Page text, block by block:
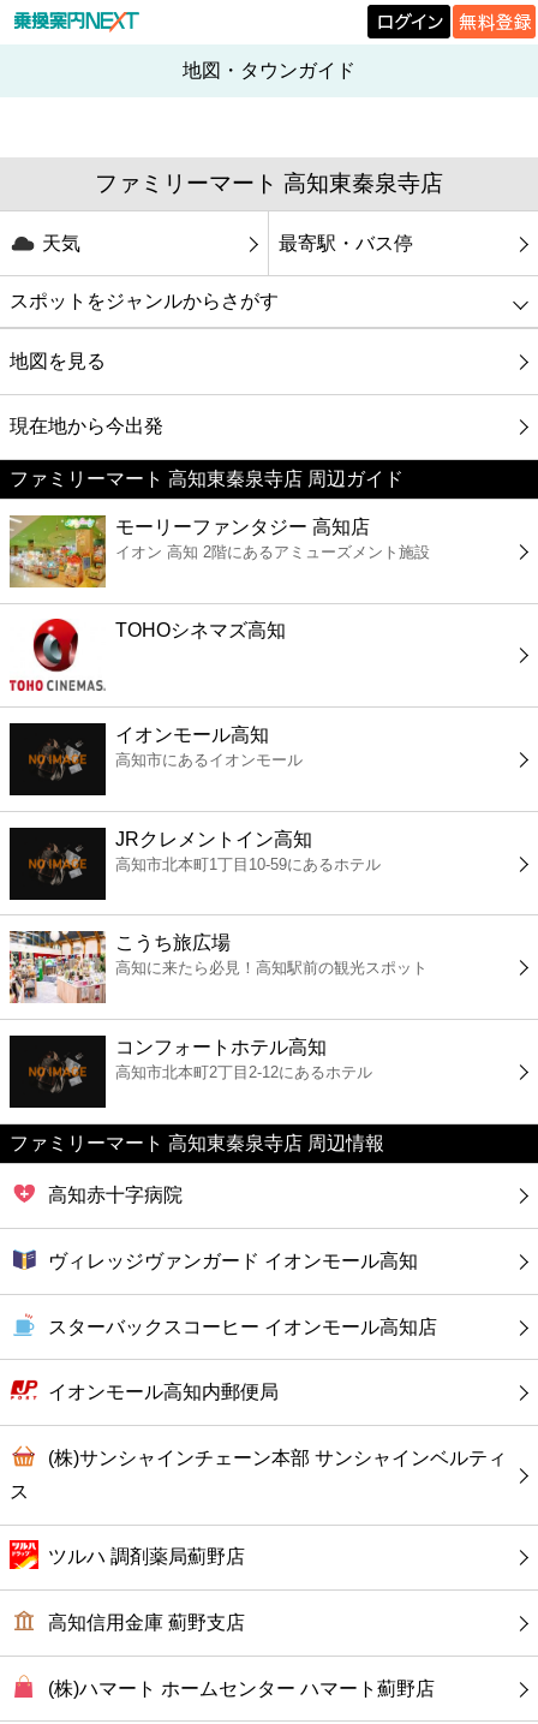
地図・タウンガイド
ファミリーマート 高知東秦泉寺店
天気 最寄駅・バス停
スポットをジャンルからさがす
グルメ
映画
美容
コンビニ
薬局
スーパー
エンタメ
レジャー
書店
ファミレス
ファーストフード
カフェ
ショッピング
公共
地図を見る
現在地から今出発
ファミリーマート 高知東秦泉寺店 周辺ガイド
モーリーファンタジー 高知店
イオン 高知 2階にあるアミューズメント施設
TOHOシネマズ高知
イオンモール高知
高知市にあるイオンモール
JRクレメントイン高知
高知市北本町1丁目10-59にあるホテル
こうち旅広場
高知に来たら必見！高知駅前の観光スポット
コンフォートホテル高知
高知市北本町2丁目2-12にあるホテル
ファミリーマート 高知東秦泉寺店 周辺情報
高知赤十字病院
ヴィレッジヴァンガード イオンモール高知
スターバックスコーヒー イオンモール高知店
イオンモール高知内郵便局
(株)サンシャインチェーン本部 サンシャインベルティ
ス
ツルハ 調剤薬局薊野店
高知信用金庫 薊野支店
(株)ハマート ホームセンター ハマート薊野店